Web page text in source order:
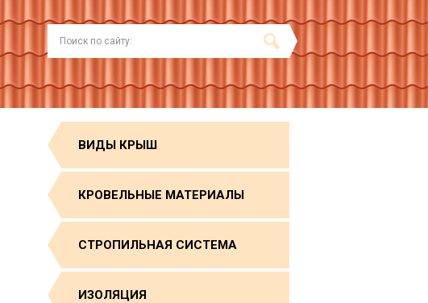
ВИДЫ КРЫШ
КРОВЕЛЬНЫЕ МАТЕРИАЛЫ
СТРОПИЛЬНАЯ СИСТЕМА
ИЗОЛЯЦИЯ